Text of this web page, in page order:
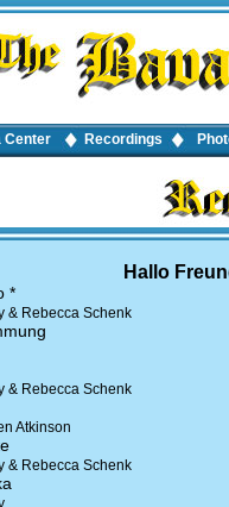
Center Recordings
Hallo
*
& Rebecca Schenk
& Rebecca Schenk
Atkinson
& Rebecca Schenk